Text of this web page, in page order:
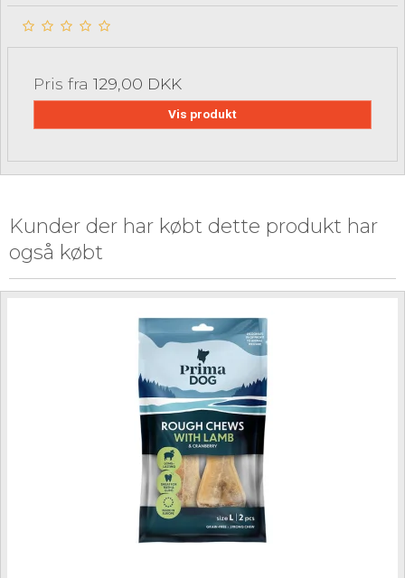
Pris fra 129,00 DKK
Vis produkt
Kunder der har købt dette produkt har
også købt